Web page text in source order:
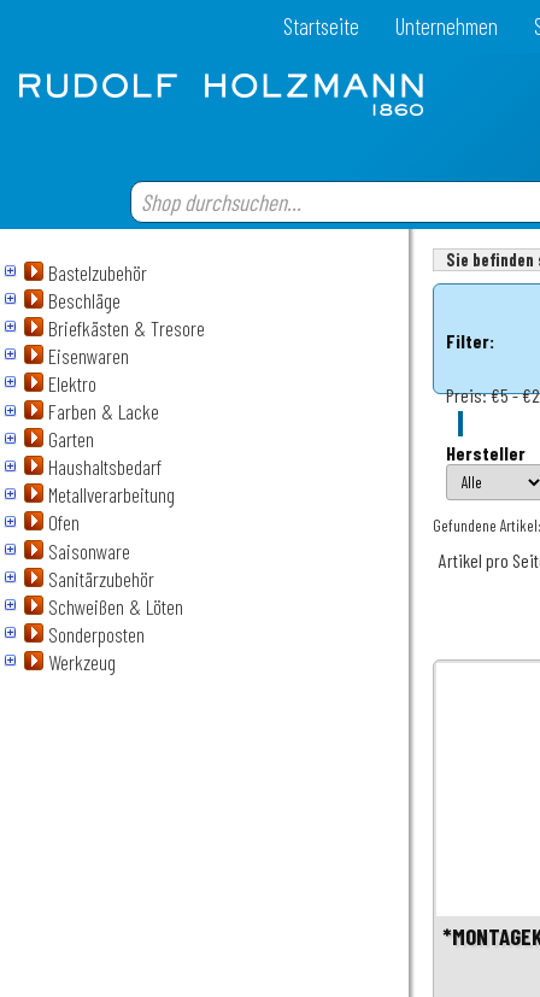
Startseite Unternehmen
Bastelzubehör
Beschläge
Briefkästen & Tresore
Eisenwaren
Elektro
Farben & Lacke
Garten
Haushaltsbedarf
Metallverarbeitung
Ofen
Saisonware
Sanitärzubehör
Schweißen & Löten
Sonderposten
Werkzeug
Sie
Filter:
Preis:€5 -
Hersteller
Gefundene
Artikel pro